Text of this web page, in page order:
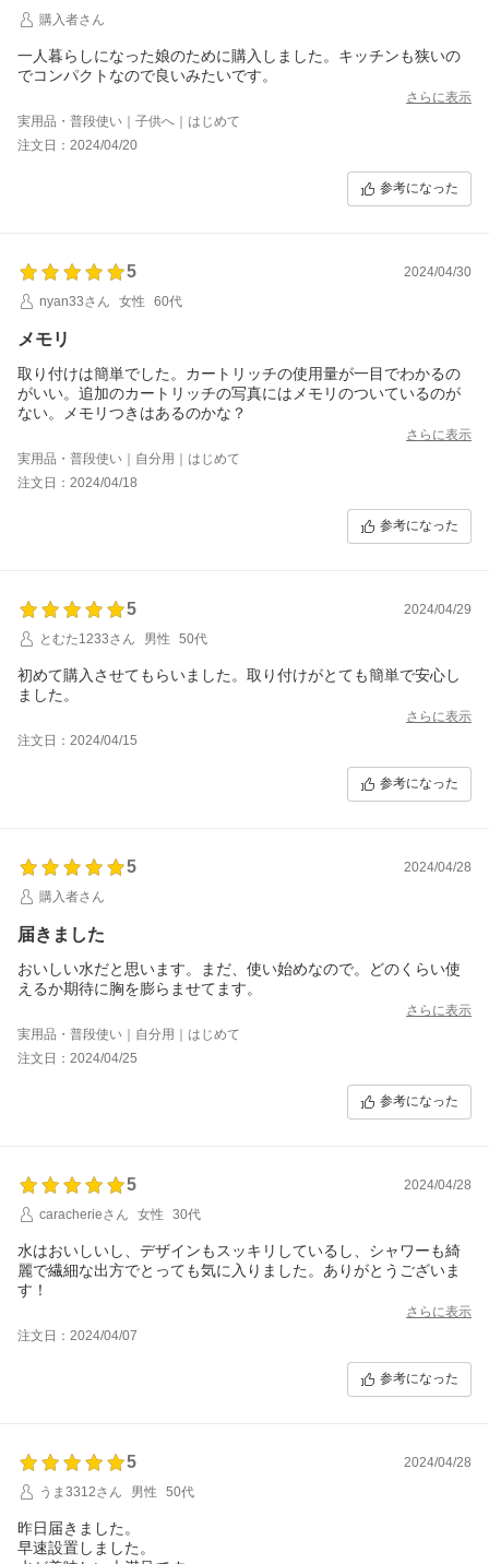
購入者さん
一人暮らしになった娘のために購入しました。キッチンも狭いの
でコンパクトなので良いみたいです。
さらに表示
実用品・普段使い｜子供へ｜はじめて
注文日：2024/04/20
参考になった
5
2024/04/30
nyan33さん
女性 60代
メモリ
取り付けは簡単でした。カートリッチの使用量が一目でわかるの
がいい。追加のカートリッチの写真にはメモリのついているのが
ない。メモリつきはあるのかな？
さらに表示
実用品・普段使い｜自分用｜はじめて
注文日：2024/04/18
参考になった
5
2024/04/29
とむた1233さん
男性 50代
初めて購入させてもらいました。取り付けがとても簡単で安心し
ました。
さらに表示
注文日：2024/04/15
参考になった
5
2024/04/28
購入者さん
届きました
おいしい水だと思います。まだ、使い始めなので。どのくらい使
えるか期待に胸を膨らませてます。
さらに表示
実用品・普段使い｜自分用｜はじめて
注文日：2024/04/25
参考になった
5
2024/04/28
caracherieさん
女性 30代
水はおいしいし、デザインもスッキリしているし、シャワーも綺
麗で繊細な出方でとっても気に入りました。ありがとうございま
す！
さらに表示
注文日：2024/04/07
参考になった
5
2024/04/28
うま3312さん
男性 50代
昨日届きました。
早速設置しました。